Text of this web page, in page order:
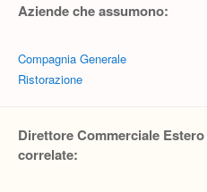
Aziende che assumono:
Compagnia Generale
Ristorazione
Direttore Commerciale
correlate: